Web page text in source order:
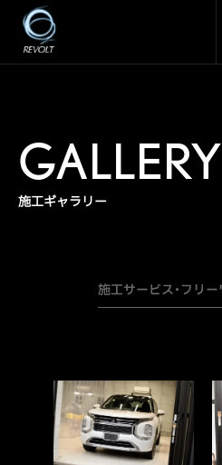
GALLERY
施工ギャラリー